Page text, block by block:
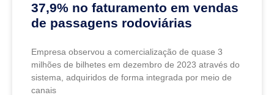
37,9% no faturamento em vendas
de passagens rodoviárias
Empresa observou a comercialização de quase 3
milhões de bilhetes em dezembro de 2023 através do
sistema, adquiridos de forma integrada por meio de
canais